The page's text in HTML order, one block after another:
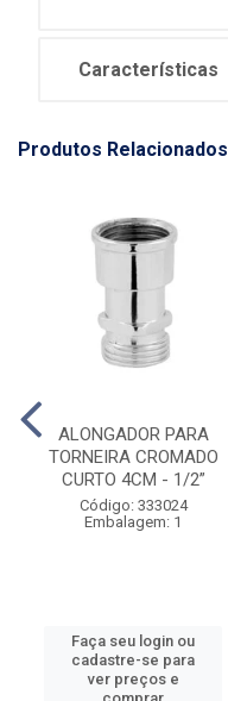
Características
Produtos Relacionados
ALONGADOR PARA
TORNEIRA CROMADO
CURTO 4CM - 1/2”
Código: 333024
Embalagem: 1
Faça seu login ou
cadastre-se para
ver preços e